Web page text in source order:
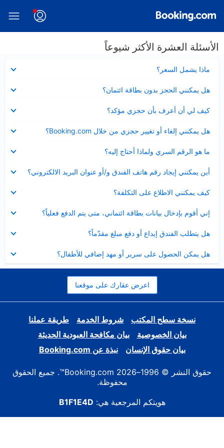
الأسئلة العشرة الأكثر شيوعاً
ماذا يشمل السعر؟
مصغر
هل يمكنني الحجز بدون بطاقة ائتمان؟
مصغر
كيف لي أن أعرف بأن حجزي مؤكد؟
مصغر
هل يمكنني إلغاء أو تغيير حجزي من خلال Booking.com؟
مصغر
ما هو الرقم السري ولماذا أحتاج إليه؟
مصغر
أين يمكنني إيجاد رقم هاتف الفندق و/أو عنوان البريد الالكتروني؟
عرض
مصغر
كيف يمكنني الاطلاع على التكلفة؟
مصغر
إني أقوم بإدخال بيانات بطاقة ائتماني، متى يتم الدفع فعلياً؟
مصغر
هل يتطلب الفندق إيداع أو دفع مبلغ مقدّماً؟
مصغر
هل يمكن الحصول على سرير أو مهد إضافي للأطفال؟
مصغر
اعرض عقارك على موقعنا
نسخة سطح المكتب شروط الخدمة
طريقة عملنا
بيان الخصوصية
بيان مكافحة العبودية الحديثة
بيان حقوق الإنسان
نبذة عن Booking.com
حقوق النشر © 1996–2026 Booking.com™. جميع الحقوق
محفوظة.
هويتكم المرجعية هي: B1F1E4D